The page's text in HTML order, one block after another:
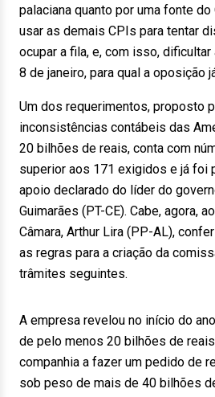
palaciana quanto por uma fonte
usar as demais CPIs para tentar
ocupar a fila, e, com isso,
8 de janeiro, para qual a oposição
Um dos requerimentos, proposto
inconsistências contábeis das
20 bilhões de reais, conta com
superior aos 171 exigidos e já foi
apoio declarado do líder do
Guimarães (PT-CE). Cabe, agora,
Câmara, Arthur Lira (PP-AL),
as regras para a criação da
trâmites seguintes.
A empresa revelou no início do
de pelo menos 20 bilhões de
companhia a fazer um pedido de
sob peso de mais de 40 bilhões